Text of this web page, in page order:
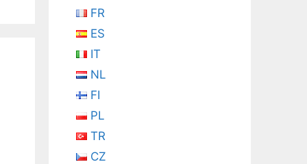
FR
ES
IT
NL
FI
PL
TR
CZ